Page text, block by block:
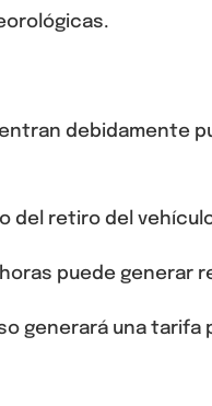
debidamente
del retiro del
puede generar
generará una